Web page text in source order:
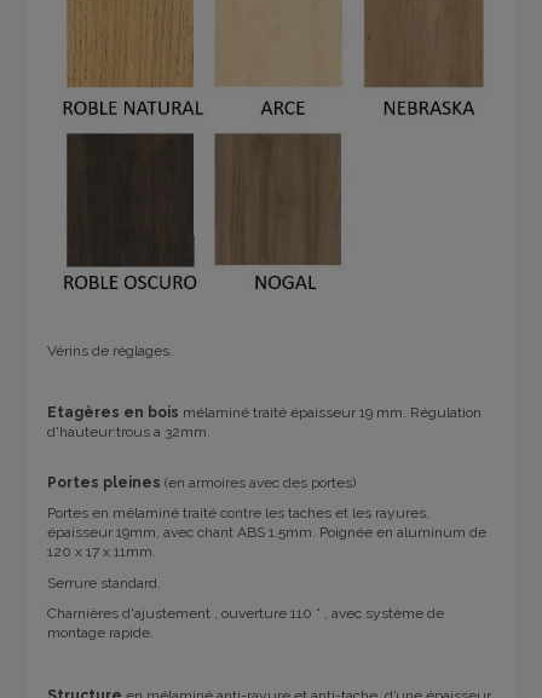
Vérins de réglages.
Etagères en bois mélaminé traité épaisseur 19 mm. Régulation
d'hauteur:trous a 32mm.
Portes pleines (en armoires avec des portes)
Portes en mélaminé traité contre les taches et les rayures,
épaisseur 19mm, avec chant ABS 1.5mm. Poignée en aluminum de
120 x 17 x 11mm.
Serrure standard.
Charnières d'ajustement , ouverture 110 ° , avec système de
montage rapide.